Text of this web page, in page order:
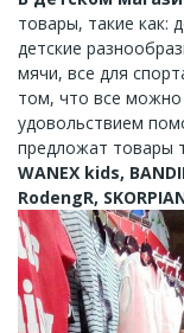
товары, такие как:
детские
мячи, все для
том, что все
удовольствием
предложат товары
WANEX kids,
RodengR,